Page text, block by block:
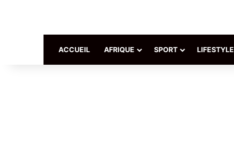
ACCUEIL AFRIQUE SPORT LIFESTYLE